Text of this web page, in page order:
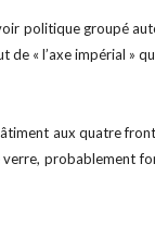
politique groupé
« l’axe impérial »
aux quatre
probablement